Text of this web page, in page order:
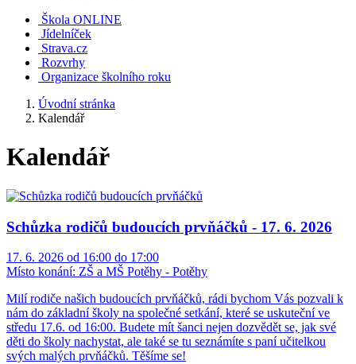
Škola ONLINE
Jídelníček
Strava.cz
Rozvrhy
Organizace školního roku
Úvodní stránka
Kalendář
Kalendář
Schůzka rodičů budoucích prvňáčků - 17. 6. 2026
17. 6. 2026 od 16:00 do 17:00
Místo konání: ZŠ a MŠ Potěhy - Potěhy
Milí rodiče našich budoucích prvňáčků, rádi bychom Vás pozvali k
nám do základní školy na společné setkání, které se uskuteční ve
středu 17.6. od 16:00. Budete mít šanci nejen dozvědět se, jak své
děti do školy nachystat, ale také se tu seznámíte s paní učitelkou
svých malých prvňáčků. Těšíme se!